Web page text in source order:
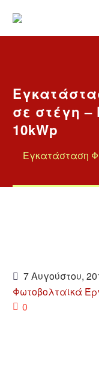
σε στέγη –
10kWp
Εγκατάσταση
7 Αυγούστου,
Φωτοβολταϊκά
0